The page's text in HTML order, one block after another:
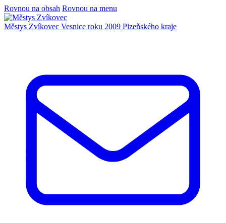
Rovnou na obsah Rovnou na menu
Městys Zvíkovec Vesnice roku 2009 Plzeňského kraje